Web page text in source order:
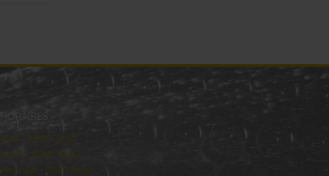
HORAIRES
lundi : 09:00–16:00
Mardi : 09:00-16:00
Mercredi : 09:00-16:00